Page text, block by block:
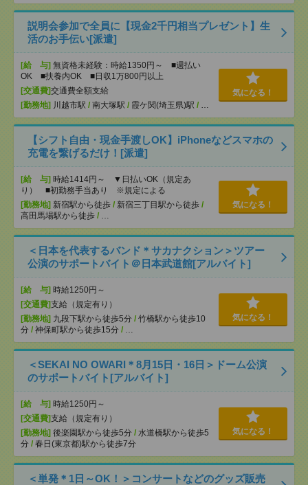
説明会参加で全員に【現金2千円相当プレゼント】生
活のお手伝い[派遣]
[給 与] 無資格未経験：時給1350円～ ■週払い
OK ■扶養内OK ■日収1万800円以上
[交通費]交通費全額支給
[勤務地] 川越市駅 / 南大塚駅 / 霞ケ関(埼玉県)駅 / …
気になる！
【シフト自由・現金手渡しOK】iPhoneなどスマホの
充電を繋げるだけ！[派遣]
[給 与] 時給1414円～ ▼日払いOK（規定あ
り） ■初勤務手当あり ※規定による
[勤務地] 新宿駅から徒歩 / 新宿三丁目駅から徒歩 /
高田馬場駅から徒歩 / …
気になる！
＜日本を代表するバンド＊サカナクション＞ツアー
公演のサポートバイト＠日本武道館[アルバイト]
[給 与] 時給1250円～
[交通費]支給（規定有り）
[勤務地] 九段下駅から徒歩5分 / 竹橋駅から徒歩10
分 / 神保町駅から徒歩15分 / …
気になる！
＜SEKAI NO OWARI＊8月15日・16日＞ドーム公演
のサポートバイト[アルバイト]
[給 与] 時給1250円～
[交通費]支給（規定有り）
[勤務地] 後楽園駅から徒歩5分 / 水道橋駅から徒歩5
分 / 春日(東京都)駅から徒歩7分
気になる！
＜単発＊1日～OK！＞コンサートなどのグッズ販売